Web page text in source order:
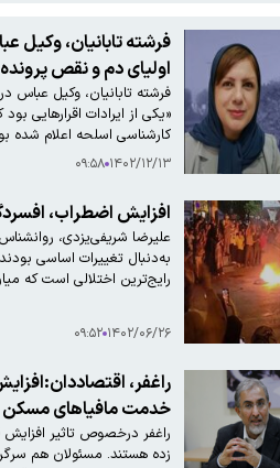
یافته جدید: سرعت گرمایش جهانی در یک دهه
جزئیات جدید افزایش سنوات بازنشستگی/ چه
فرشته تابانیان،
اولیای دم و نقص
فرشته تابانیان، وکیل
«یکی از ایرادات
کارشناسی اسلحه اعلام
۱۴۰۲/۱۲/۱۳ ۰۹:۵۸
افزایش اضطراب، افسردگی، مصرف
به‌دنبال تغییرات اساسی
رایج‌ترین اختلالی است که
۱۴۰۲/۰۶/۲۶ ۰۹:۵۲
راغفر،
خدمت مافیاهای
راغفر درخصوص تاثیر
زده هستند. مسئولان هم